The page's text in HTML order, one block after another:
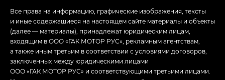
Все права на информацию, графические изображения, тексты
и иные содержащиеся на настоящем сайте материалы и объекты
(далее — материалы), принадлежат юридическим лицам,
входящим в ООО «ГАК МОТОР РУС», рекламным агентствам,
а также иным третьим в соответствии с условиями договоров,
заключенных между юридическими лицами
ООО «ГАК МОТОР РУС» и соответствующими третьими лицами.